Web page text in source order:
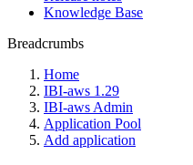
Knowledge Base
Breadcrumbs
Home
IBI-aws 1.29
IBI-aws Admin
Application Pool
Add application